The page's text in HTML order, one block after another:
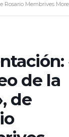
Rosario Membrives
de la
de